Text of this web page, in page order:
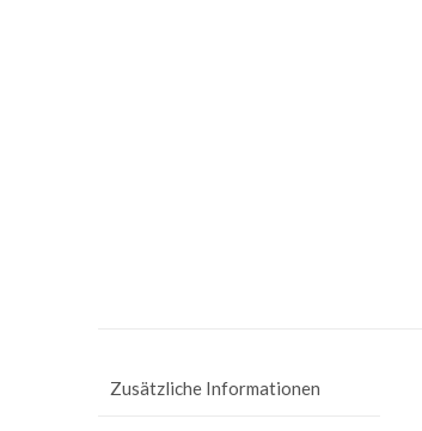
Zusätzliche Informationen